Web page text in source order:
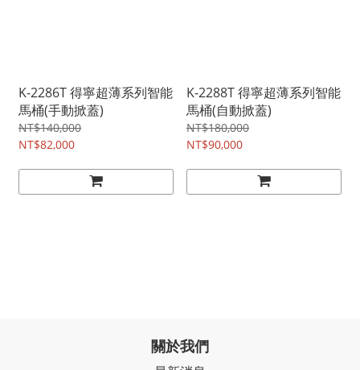
K-2286T 得寧超薄系列智能
馬桶(手動掀蓋)
NT$140,000
NT$82,000
K-2288T 得寧超薄系列智能
馬桶(自動掀蓋)
NT$180,000
NT$90,000
關於我們